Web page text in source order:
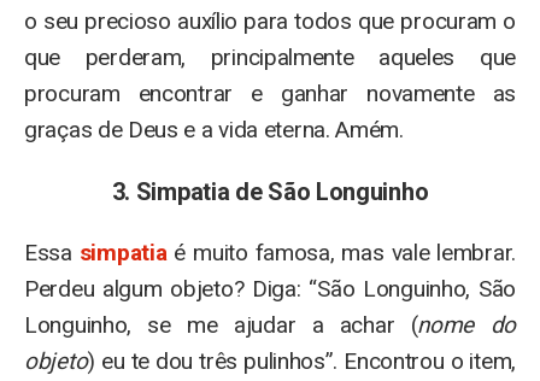
o seu precioso auxílio para todos que procuram o
que perderam, principalmente aqueles que
procuram encontrar e ganhar novamente as
graças de Deus e a vida eterna. Amém.
3. Simpatia de São Longuinho
Essa simpatiaé muito famosa, mas vale lembrar.
Perdeu algum objeto? Diga: “São Longuinho, São
Longuinho, se me ajudar a achar (nome do
objeto) eu te dou três pulinhos”. Encontrou o item,